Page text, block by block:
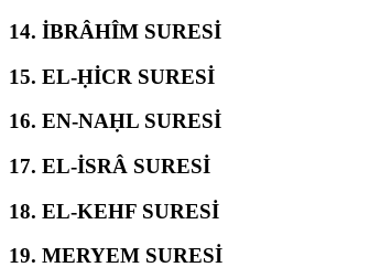
14. İBRÂHÎM SURESİ
15. EL-ḤİCR SURESİ
16. EN-NAḤL SURESİ
17. EL-İSRÂ SURESİ
18. EL-KEHF SURESİ
19. MERYEM SURESİ